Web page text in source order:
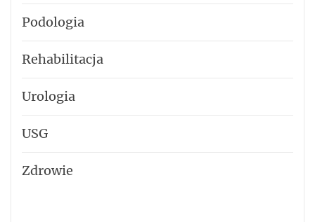
Podologia
Rehabilitacja
Urologia
USG
Zdrowie